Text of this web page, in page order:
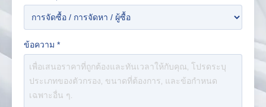
ข้อความ *